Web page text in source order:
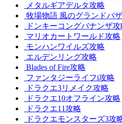
メタルギアデルタ攻略
牧場物語 風のグランドバ
ドンキーコングバナンザ攻
マリオカートワールド攻略
モンハンワイルズ攻略
エルデンリング攻略
Blades of Fire攻略
ファンタジーライフi攻略
ドラクエ3リメイク攻略
ドラクエ10オフライン攻略
ドラクエ11攻略
ドラクエモンスターズ3攻